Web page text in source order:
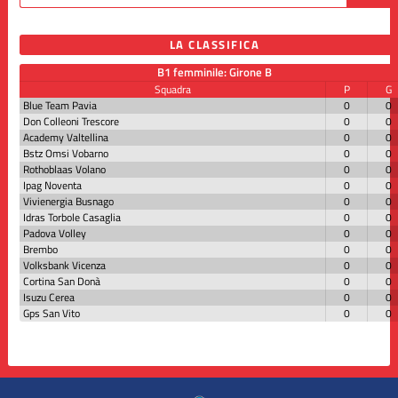
LA CLASSIFICA
B1 femminile: Girone B
Squadra P
G
Blue Team Pavia
0
0
Don Colleoni Trescore
0
0
Academy Valtellina
0
0
Bstz Omsi Vobarno
0
0
Rothoblaas Volano
0
0
Ipag Noventa
0
0
Vivienergia Busnago
0
0
Idras Torbole Casaglia
0
0
Padova Volley
0
0
Brembo
0
0
Volksbank Vicenza
0
0
Cortina San Donà
0
0
Isuzu Cerea
0
0
Gps San Vito
0 0